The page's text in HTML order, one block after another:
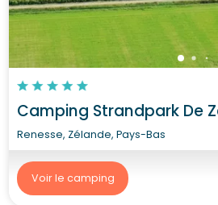
Camping Strandpark De
Renesse, Zélande, Pays-Bas
Voir le camping